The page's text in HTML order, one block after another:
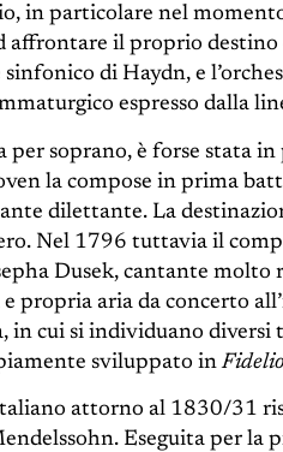
in particolare nel
affrontare il proprio
di Haydn, e
espresso dalla
per soprano, è forse stata
la compose in prima
dilettante. La
Nel 1796 tuttavia il
Dusek, cantante
propria aria da concerto
in cui si individuano
sviluppato inFidelio
attorno al 1830/31
Eseguita per la